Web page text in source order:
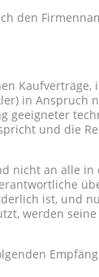
den
Kaufverträge,
in Anspruch
geeigneter
und die
nicht an alle in
ist, und
werden